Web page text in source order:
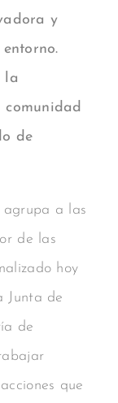
y
la
comunidad
de
agrupa a las
de las
hoy
Junta de
de
que